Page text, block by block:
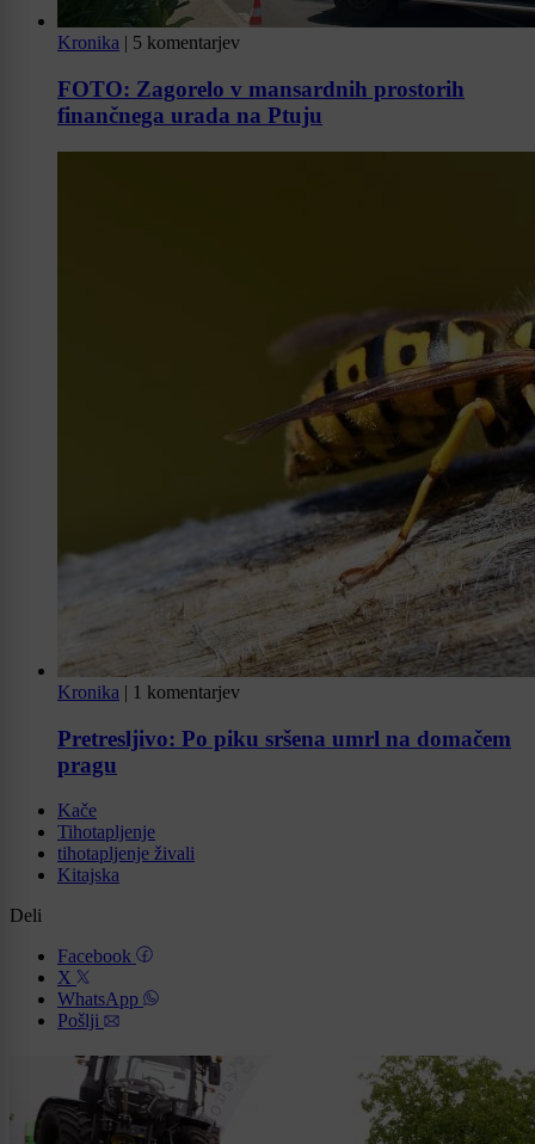
Kronika | 5 komentarjev
FOTO: Zagorelo v mansardnih prostorih
finančnega urada na Ptuju
Kronika | 1 komentarjev
Pretresljivo: Po piku sršena umrl na domačem
pragu
Kače
Tihotapljenje
tihotapljenje živali
Kitajska
Deli
Facebook
X
WhatsApp
Pošlji